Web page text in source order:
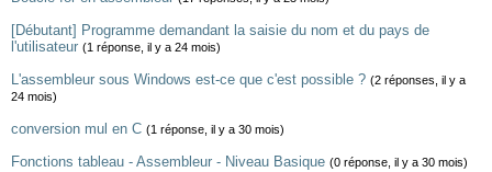
[Débutant] Programme demandant la saisie du nom et du pays de
l'utilisateur (1 réponse, il y a 24 mois)
L'assembleur sous Windows est-ce que c'est possible ? (2 réponses, il y a
24 mois)
conversion mul en C (1 réponse, il y a 30 mois)
Fonctions tableau - Assembleur - Niveau Basique (0 réponse, il y a 30 mois)